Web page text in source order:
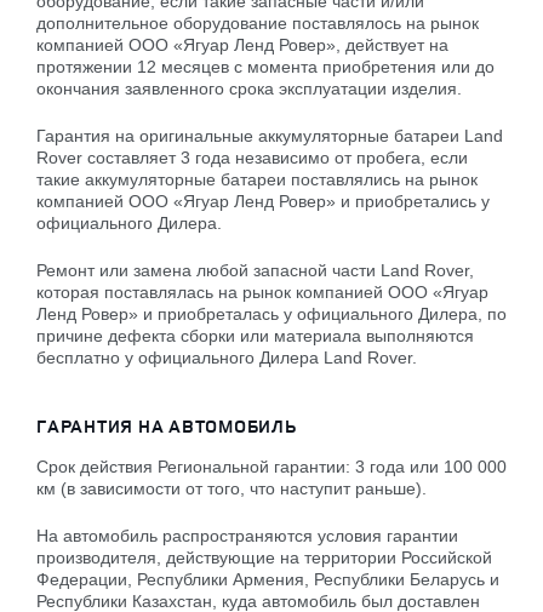
дополнительное оборудование поставлялось на рынок
компанией ООО «Ягуар Ленд Ровер», действует на
протяжении 12 месяцев с момента приобретения или до
окончания заявленного срока эксплуатации изделия.
Гарантия на оригинальные аккумуляторные батареи Land
Rover составляет 3 года независимо от пробега, если
такие аккумуляторные батареи поставлялись на рынок
компанией ООО «Ягуар Ленд Ровер» и приобретались у
официального Дилера.
Ремонт или замена любой запасной части Land Rover,
которая поставлялась на рынок компанией ООО «Ягуар
Ленд Ровер» и приобреталась у официального Дилера, по
причине дефекта сборки или материала выполняются
бесплатно у официального Дилера Land Rover.
ГАРАНТИЯ НА АВТОМОБИЛЬ
Срок действия Региональной гарантии: 3 года или 100 000
км (в зависимости от того, что наступит раньше).
На автомобиль распространяются условия гарантии
производителя, действующие на территории Российской
Федерации, Республики Армения, Республики Беларусь и
Республики Казахстан, куда автомобиль был доставлен